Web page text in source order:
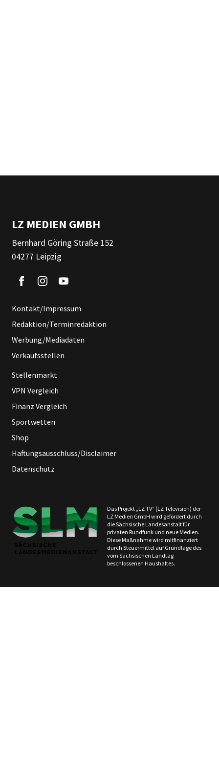
LZ MEDIEN GMBH
Bernhard Göring Straße 152
04277 Leipzig
Kontakt/Impressum
Redaktion/Terminredaktion
Werbung/Mediadaten
Verkaufsstellen
Stellenmarkt
VPN Vergleich
Finanz Vergleich
Sportwetten
Shop
Haftungsausschluss/Disclaimer
Datenschutz
Das Projekt „LZ TV“ (LZ Television) der
LZ Medien GmbH wird gefördert durch
die Sächsische Landesanstalt für
privaten Rundfunk und neue Medien.
Diese Maßnahme wird mitfinanziert
durch Steuermittel auf Grundlage des
vom Sächsischen Landtag
beschlossenen Haushaltes.